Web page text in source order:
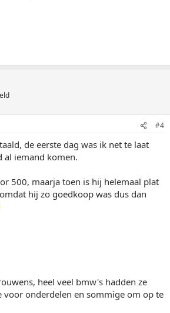
#4
de eerste dag was ik net te laat
al iemand komen.
500, maarja toen is hij helemaal plat
hij zo goedkoop was dus dan
heel veel bmw's hadden ze
voor onderdelen en sommige om op te